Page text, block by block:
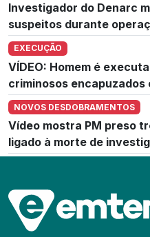
Investigador do Denarc
suspeitos durante
EXECUÇÃO
VÍDEO: Homem é
criminosos encapuzados
NOVOS DESDOBRAMENTOS
Vídeo mostra PM preso
ligado à morte de